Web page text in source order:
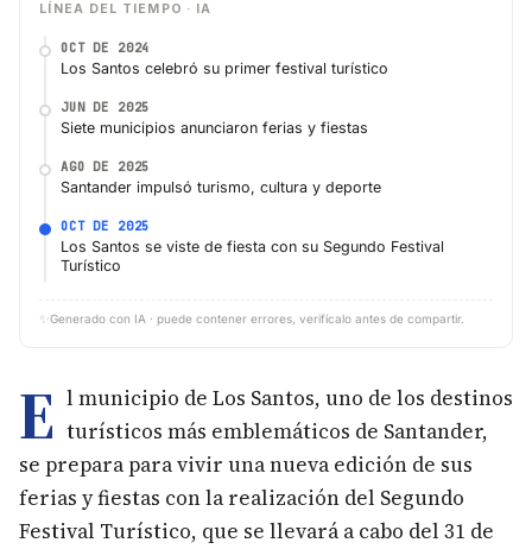
LÍNEA DEL TIEMPO · IA
OCT DE 2024
Los Santos celebró su primer festival turístico
JUN DE 2025
Siete municipios anunciaron ferias y fiestas
AGO DE 2025
Santander impulsó turismo, cultura y deporte
OCT DE 2025
Los Santos se viste de fiesta con su Segundo Festival
Turístico
✨ Generado con IA · puede contener errores, verifícalo antes de compartir.
E l municipio de Los Santos, uno de los destinos
turísticos más emblemáticos de Santander,
se prepara para vivir una nueva edición de sus
ferias y fiestas con la realización del Segundo
Festival Turístico, que se llevará a cabo del 31 de